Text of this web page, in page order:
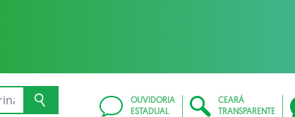
OUVIDORIA
ESTADUAL
CEARÁ
TRANSPARENTE